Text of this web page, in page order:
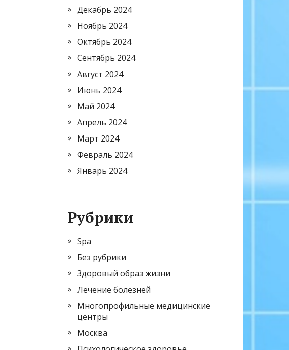
Декабрь 2024
Ноябрь 2024
Октябрь 2024
Сентябрь 2024
Август 2024
Июнь 2024
Май 2024
Апрель 2024
Март 2024
Февраль 2024
Январь 2024
Рубрики
Spa
Без рубрики
Здоровый образ жизни
Лечение болезней
Многопрофильные медицинские
центры
Москва